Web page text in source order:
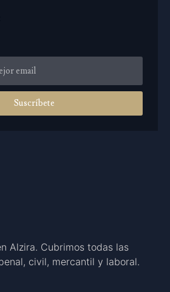
Suscríbete
Alzira. Cubrimos todas las
civil, mercantil y laboral.